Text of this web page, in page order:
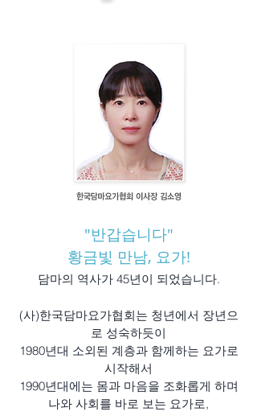
"반갑습니다"
황금빛 만남, 요가!
담마의 역사가 45년이 되었습니다.
(사)한국담마요가협회는 청년에서 장년으
로 성숙하듯이
1980년대 소외된 계층과 함께하는 요가로
시작해서
1990년대에는 몸과 마음을 조화롭게 하며
나와 사회를 바로 보는 요가로,